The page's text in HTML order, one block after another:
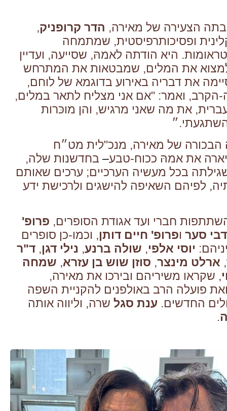
הצעירה של מאירה, הדר קרופניק,
ופסיכותרפיסטית, שמתמחה
היא הודתה לאמהּ, שסייעה, ועדיין
את המלים, שמבטאות את המתרחש
את דבריה באירוע בדוגמא של לוחם,
הקרב, ואמר: "אם אני מצליח לתאר במלים,
את מה שאני מרגיש, והן מוכּרות
של מאירה, מנכ"לית מט״ח
את אמהּ ככוח-טבע– בחדשנות שלה,
בכל מעשיה הערכיים; ערכים שאותם
לפיהם השאיפה להישגים ולרכישת ידע
חברי ועד אגודת הסופרים, פרופ'
דבי סער ופרופ' חיים דותן, וכמו-כן סופרים
יוסי אלפי, שולה ברנע, נילי דגן, ד"ר
, ארלט מינצר, סוזן שוש בן עזרא, שמחה
, שקראו משיריהם ובירכו את מאירה,
פועלה הרב באולפנים להקניית השפה
החדשים. ענת סגל שרה, וליווה אותה
.